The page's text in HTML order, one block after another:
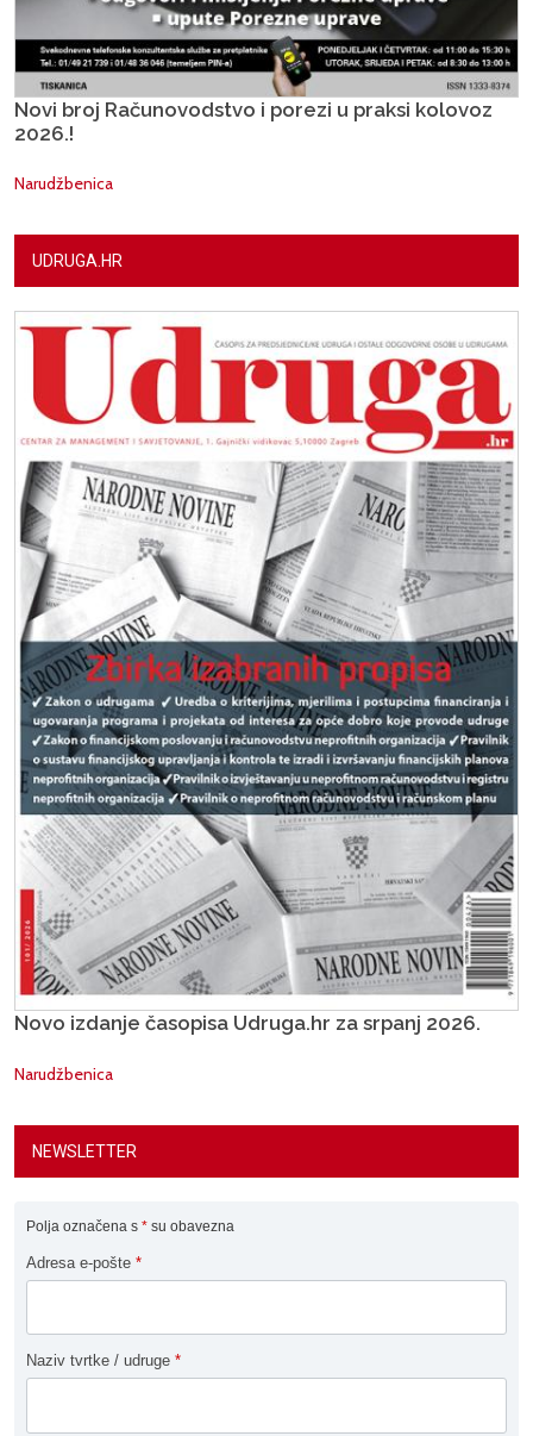
Novi broj Računovodstvo i porezi u praksi kolovoz
2026.!
Narudžbenica
UDRUGA.HR
Novo izdanje časopisa Udruga.hr za srpanj 2026.
Narudžbenica
NEWSLETTER
Polja označena s * su obavezna
Adresa e-pošte *
Naziv tvrtke / udruge *